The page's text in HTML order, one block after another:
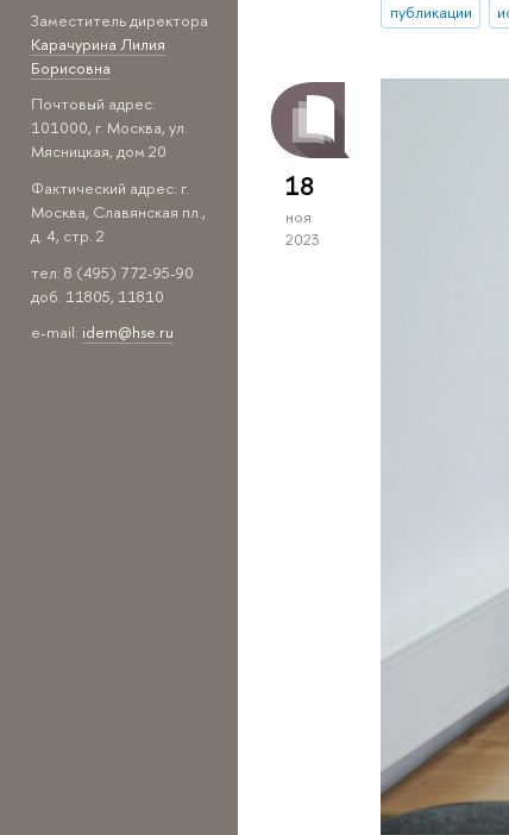
Заместитель директора
Карачурина Лилия
Борисовна
Почтовый адрес:
101000, г. Москва, ул.
Мясницкая, дом 20
Фактический адрес: г.
Москва, Славянская пл.,
д. 4, стр. 2
тел: 8 (495) 772-95-90
доб. 11805, 11810
e-mail: idem@hse.ru
публикации
18
ноя
2023